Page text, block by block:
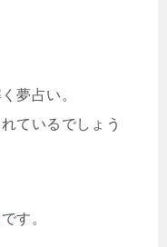
夢占い。
ているでしょう
です。